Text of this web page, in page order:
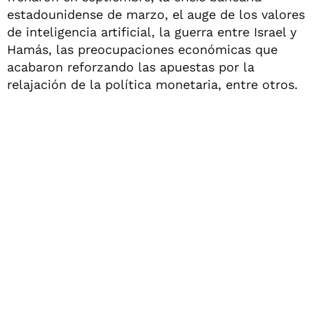
estadounidense de marzo, el auge de los valores
de inteligencia artificial, la guerra entre Israel y
Hamás, las preocupaciones económicas que
acabaron reforzando las apuestas por la
relajación de la política monetaria, entre otros.